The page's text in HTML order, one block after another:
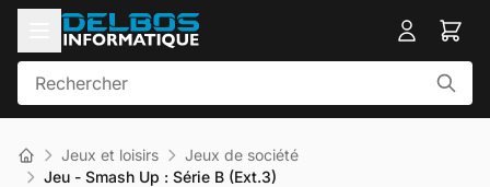
Jeux et loisirs
Jeux de société
Jeu - Smash Up : Série B (Ext.3)